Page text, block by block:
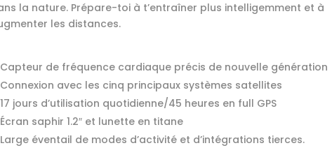
la nature. Prépare-toi à t’entraîner plus intelligemment et à
les distances.
Capteur de fréquence cardiaque précis de nouvelle génération
Connexion avec les cinq principaux systèmes satellites
17 jours d’utilisation quotidienne/45 heures en full GPS
Écran saphir 1.2″ et lunette en titane
Large éventail de modes d’activité et d’intégrations tierces.